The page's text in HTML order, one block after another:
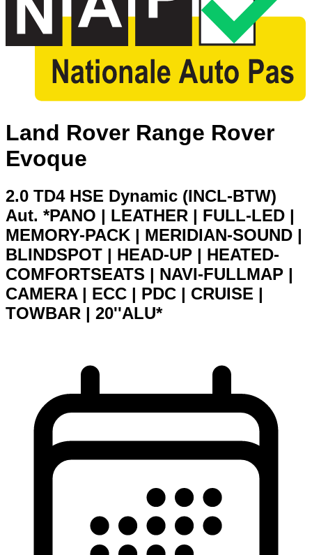
Land Rover Range Rover
Evoque
2.0 TD4 HSE Dynamic (INCL-BTW)
Aut. *PANO | LEATHER | FULL-LED |
MEMORY-PACK | MERIDIAN-SOUND |
BLINDSPOT | HEAD-UP | HEATED-
COMFORTSEATS | NAVI-FULLMAP |
CAMERA | ECC | PDC | CRUISE |
TOWBAR | 20''ALU*